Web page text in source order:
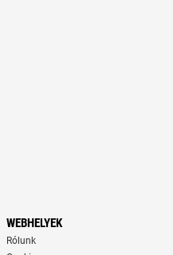
WEBHELYEK
Rólunk